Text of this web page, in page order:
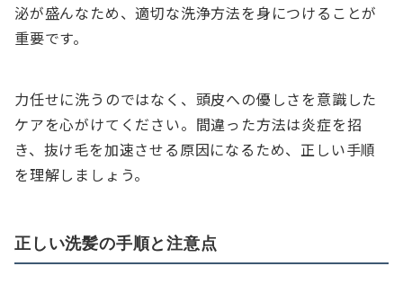
泌が盛んなため、適切な洗浄方法を身につけることが
重要です。
力任せに洗うのではなく、頭皮への優しさを意識した
ケアを心がけてください。間違った方法は炎症を招
き、抜け毛を加速させる原因になるため、正しい手順
を理解しましょう。
正しい洗髪の手順と注意点